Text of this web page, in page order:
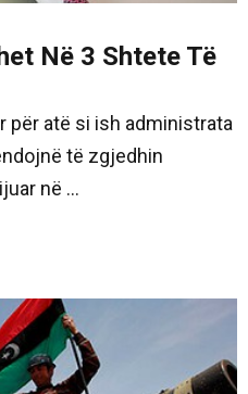
Në 3 Shtete Të
për atë si ish administrata
të zgjedhin
në ...